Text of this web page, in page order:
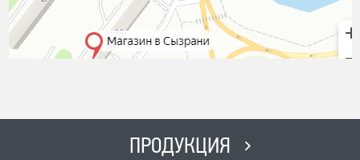
ПРОДУКЦИЯ